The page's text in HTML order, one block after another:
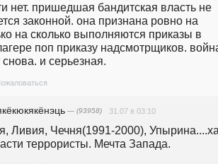
нет. пришедшая бандитская власть не
законной. она признана ровно на
на сколько выполняются приказы в
поп приказу надсмотрщиков.
снова. и серьезная.
— (93958) 31.07 в 03:10
Ливия, Чечня(1991-2000),
террористы. Мечта Запада.